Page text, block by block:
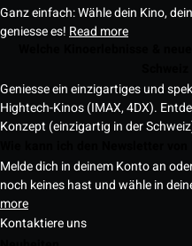
Ganz einfach: Wähle dein Kino,
geniesse es! Read more
Geniesse ein einzigartiges und
Hightech-Kinos (IMAX, 4DX).
Konzept (einzigartig in der
Melde dich in deinem Konto an
noch keines hast und wähle in
more
Kontaktiere uns